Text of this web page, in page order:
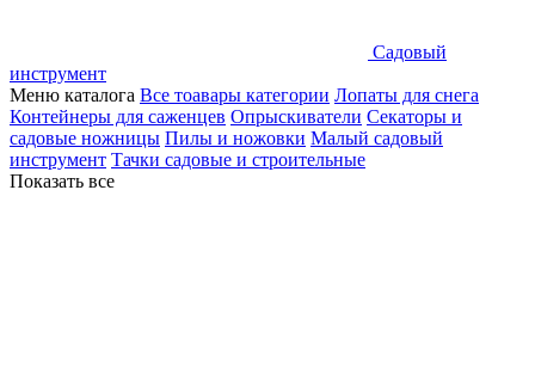
Садовый
инструмент
Меню каталога Все тоавары категории Лопаты для снега
Контейнеры для саженцев Опрыскиватели Секаторы и
садовые ножницы Пилы и ножовки Малый садовый
инструмент Тачки садовые и строительные
Показать все